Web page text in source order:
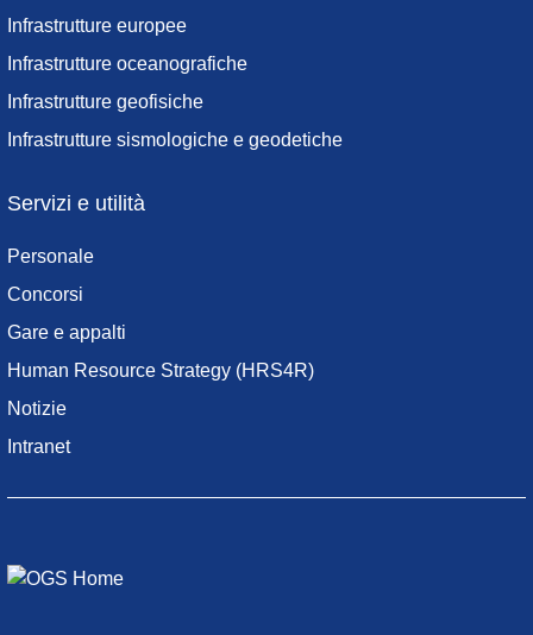
Infrastrutture europee
Infrastrutture oceanografiche
Infrastrutture geofisiche
Infrastrutture sismologiche e geodetiche
Servizi e utilità
Personale
Concorsi
Gare e appalti
Human Resource Strategy (HRS4R)
Notizie
Intranet